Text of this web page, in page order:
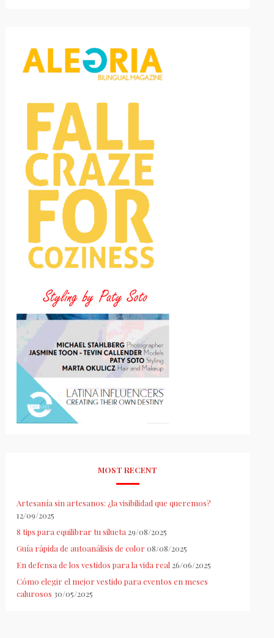
MOST RECENT
Artesanía sin artesanos: ¿la visibilidad que queremos?
12/09/2025
8 tips para equilibrar tu silueta 29/08/2025
Guía rápida de autoanálisis de color 08/08/2025
En defensa de los vestidos para la vida real 26/06/2025
Cómo elegir el mejor vestido para eventos en meses
calurosos 30/05/2025